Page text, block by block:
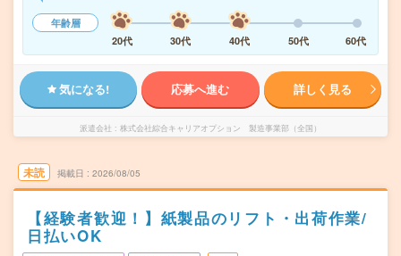
年齢層
20代
30代 40代 50代 60代
気になる! 応募へ進む 詳しく見る
派遣会社 株式会社綜合キャリアオプション 製造事業部（全国）
未読 掲載日 2026/08/05
【経験者歓迎！】紙製品のリフト・出荷作業/
日払いOK